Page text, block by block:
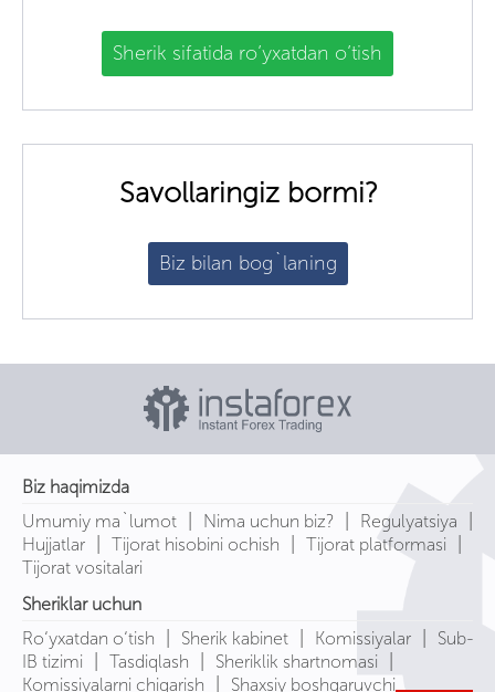
Sherik sifatida ro’yxatdan o’tish
Savollaringiz bormi?
Biz bilan bog`laning
Biz haqimizda
Umumiy ma`lumot | Nima uchun biz? | Regulyatsiya |
Hujjatlar | Tijorat hisobini ochish | Tijorat platformasi |
Tijorat vositalari
Sheriklar uchun
Ro‘yxatdan o‘tish
| Sherik kabinet | Komissiyalar |
Sub-
IB tizimi | Tasdiqlash | Sheriklik shartnomasi |
Komissiyalarni chiqarish | Shaxsiy boshqaruvchi